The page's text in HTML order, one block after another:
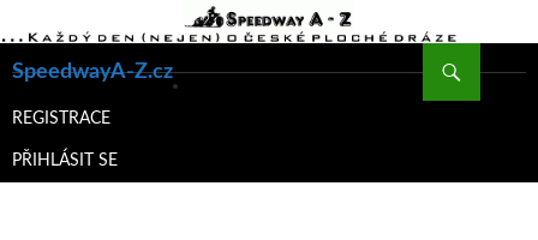
SpeedwayA-Z.cz
K
WEBU
REGISTRACE
PŘIHLÁSIT SE